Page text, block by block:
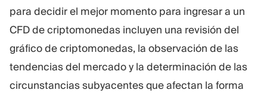
para decidir el mejor momento para ingresar a un
CFD de criptomonedas incluyen una revisión del
gráfico de criptomonedas, la observación de las
tendencias del mercado y la determinación de las
circunstancias subyacentes que afectan la forma